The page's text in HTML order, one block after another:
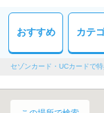
おすすめ カテ
セゾンカード・UCカードで